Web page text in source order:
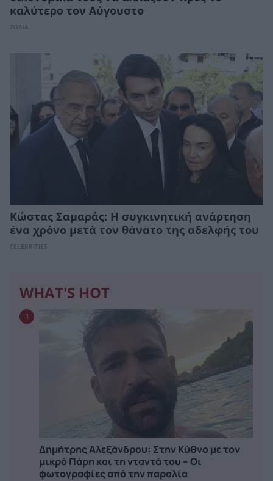
καλύτερο τον Αύγουστο
ΖΩΔΙΑ
Κώστας Σαμαράς: Η συγκινητική ανάρτηση
ένα χρόνο μετά τον θάνατο της αδελφής του
CELEBRITIES
WHAT'S HOT
1
Δημήτρης Αλεξάνδρου: Στην Κύθνο με τον
μικρό Πάρη και τη νταντά του – Οι
φωτογραφίες από την παραλία